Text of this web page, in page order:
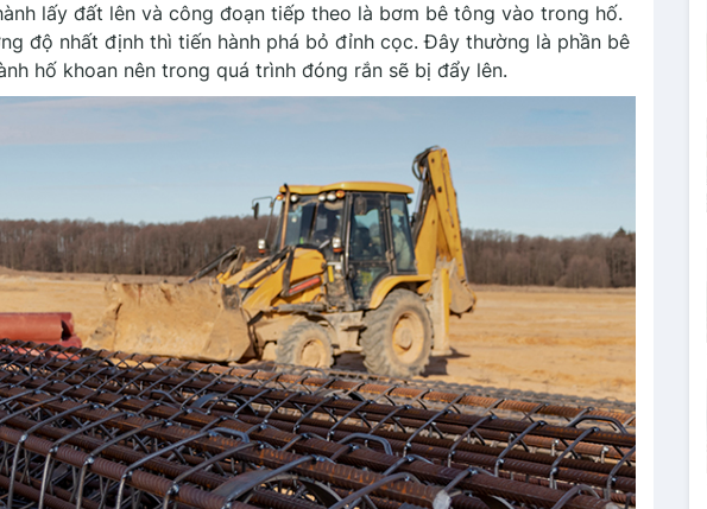
lấy đất lên và công đoạn tiếp theo là bơm bê tông vào trong hố.
độ nhất định thì tiến hành phá bỏ đỉnh cọc. Đây thường là phần bê
hố khoan nên trong quá trình đóng rắn sẽ bị đẩy lên.